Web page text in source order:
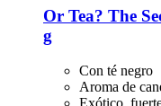
Or Tea? The
g
Con té negro
Aroma de
Exótico,